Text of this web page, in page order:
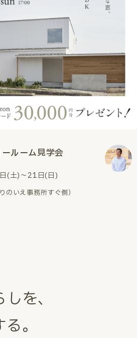
ルーム見学会
(土)～21日(日)
いえ事務所すぐ側）
を、
。